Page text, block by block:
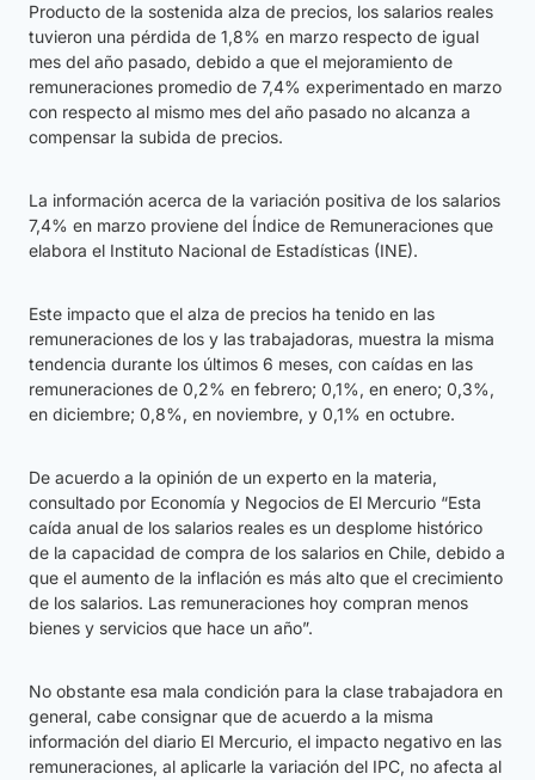
Producto de la sostenida alza de precios, los salarios reales
tuvieron una pérdida de 1,8% en marzo respecto de igual
mes del año pasado, debido a que el mejoramiento de
remuneraciones promedio de 7,4% experimentado en marzo
con respecto al mismo mes del año pasado no alcanza a
compensar la subida de precios.
La información acerca de la variación positiva de los salarios
7,4% en marzo proviene del Índice de Remuneraciones que
elabora el Instituto Nacional de Estadísticas (INE).
Este impacto que el alza de precios ha tenido en las
remuneraciones de los y las trabajadoras, muestra la misma
tendencia durante los últimos 6 meses, con caídas en las
remuneraciones de 0,2% en febrero; 0,1%, en enero; 0,3%,
en diciembre; 0,8%, en noviembre, y 0,1% en octubre.
De acuerdo a la opinión de un experto en la materia,
consultado por Economía y Negocios de El Mercurio “Esta
caída anual de los salarios reales es un desplome histórico
de la capacidad de compra de los salarios en Chile, debido a
que el aumento de la inflación es más alto que el crecimiento
de los salarios. Las remuneraciones hoy compran menos
bienes y servicios que hace un año”.
No obstante esa mala condición para la clase trabajadora en
general, cabe consignar que de acuerdo a la misma
información del diario El Mercurio, el impacto negativo en las
remuneraciones, al aplicarle la variación del IPC, no afecta al